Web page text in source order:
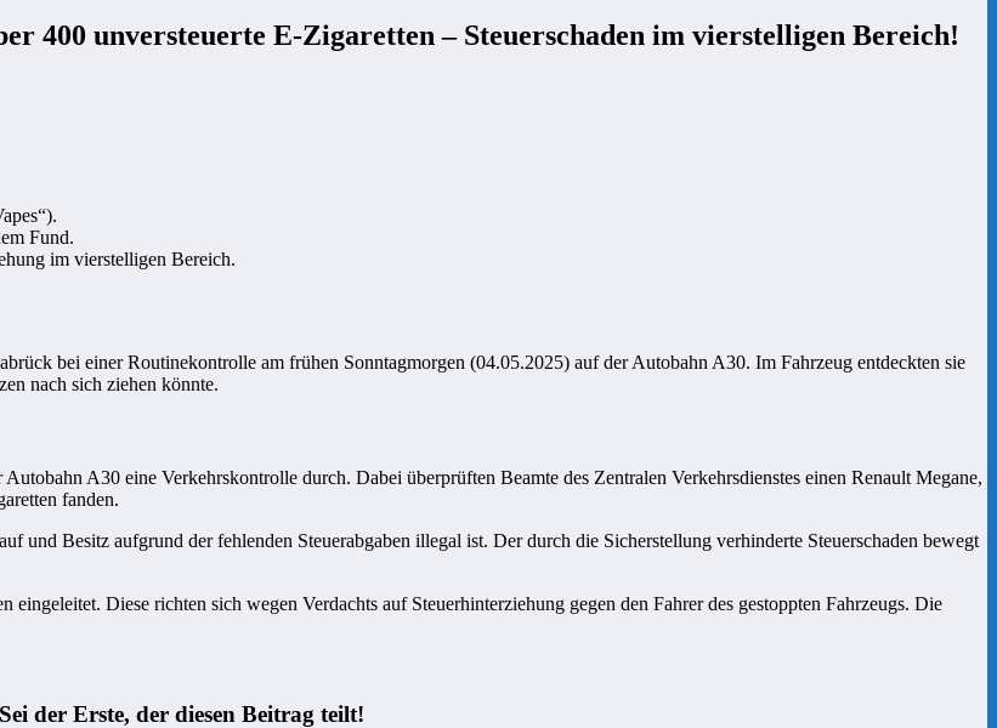
400 unversteuerte E-Zigaretten – Steuerschaden im vierstelligen Bereich!
Fund.
im vierstelligen Bereich.
bei einer Routinekontrolle am frühen Sonntagmorgen (04.05.2025) auf der Autobahn A30. Im Fahrzeug entdeckten sie
nach sich ziehen könnte.
A30 eine Verkehrskontrolle durch. Dabei überprüften Beamte des Zentralen Verkehrsdienstes einen Renault Megane,
fanden.
und Besitz aufgrund der fehlenden Steuerabgaben illegal ist. Der durch die Sicherstellung verhinderte Steuerschaden bewegt
Diese richten sich wegen Verdachts auf Steuerhinterziehung gegen den Fahrer des gestoppten Fahrzeugs. Die
Sei der Erste, der diesen Beitrag teilt!